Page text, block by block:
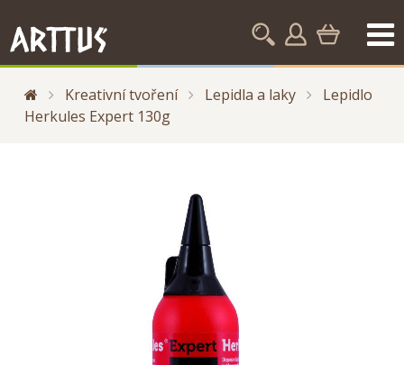
Kreativní tvoření Lepidla a laky
Lepidlo
Herkules Expert 130g